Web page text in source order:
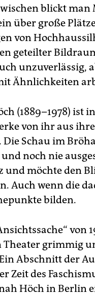
blickt man
über große
von
geteilter
unzuverlässig,
Ähnlichkeiten
(1889–1978) ist
von ihr aus
Die Schau im
noch nie
und möchte den
Auch wenn die
bilden.
von
Theater grimmig
Abschnitt der
Zeit des
Höch in Berlin